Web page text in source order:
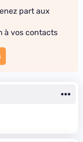
part aux
à vos contacts